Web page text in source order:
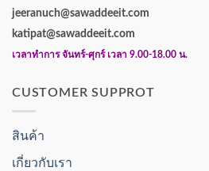
jeeranuch@sawaddeeit.com
katipat@sawaddeeit.com
เวลาทำการ จันทร์-ศุกร์ เวลา 9.00-18.00 น.
CUSTOMER SUPPROT
สินค้า
เกี่ยวกับเรา